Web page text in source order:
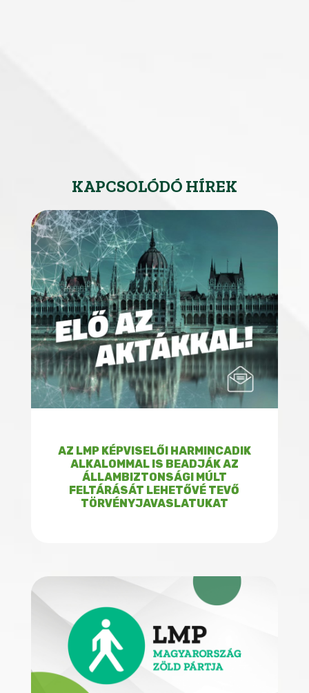
KAPCSOLÓDÓ HÍREK
AZ LMP KÉPVISELŐI HARMINCADIK
ALKALOMMAL IS BEADJÁK AZ
ÁLLAMBIZTONSÁGI MÚLT
FELTÁRÁSÁT LEHETŐVÉ TEVŐ
TÖRVÉNYJAVASLATUKAT